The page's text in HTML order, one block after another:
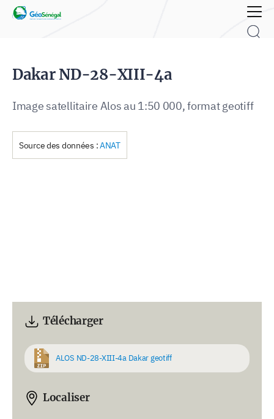
Rechercher :
Dakar ND-28-XIII-4a
Image satellitaire Alos au 1:50 000, format geotiff
Source des données :ANAT
Télécharger
ALOS ND-28-XIII-4a Dakar geotiff
Localiser